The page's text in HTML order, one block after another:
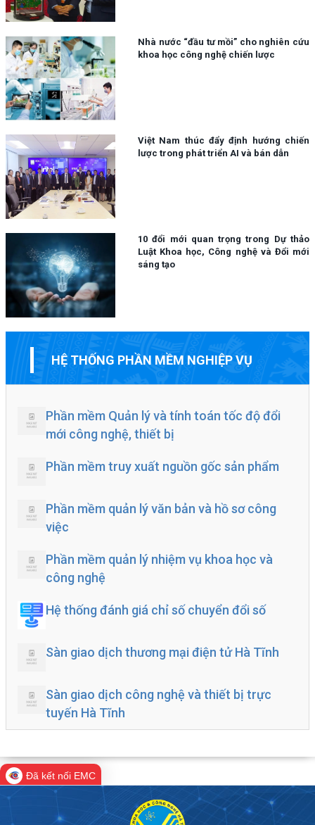
Nhà nước “đầu tư mồi” cho nghiên cứu
khoa học công nghệ chiến lược
Việt Nam thúc đẩy định hướng chiến
lược trong phát triển AI và bán dẫn
10 đổi mới quan trọng trong Dự thảo
Luật Khoa học, Công nghệ và Đổi mới
sáng tạo
HỆ THỐNG PHẦN MỀM NGHIỆP VỤ
Phần mềm Quản lý và tính toán tốc độ đổi
mới công nghệ, thiết bị
Phần mềm truy xuất nguồn gốc sản phẩm
Phần mềm quản lý văn bản và hồ sơ công
việc
Phần mềm quản lý nhiệm vụ khoa học và
công nghệ
Hệ thống đánh giá chỉ số chuyển đổi số
Sàn giao dịch thương mại điện tử Hà Tĩnh
Sàn giao dịch công nghệ và thiết bị trực
tuyến Hà Tĩnh
Đã kết nối EMC